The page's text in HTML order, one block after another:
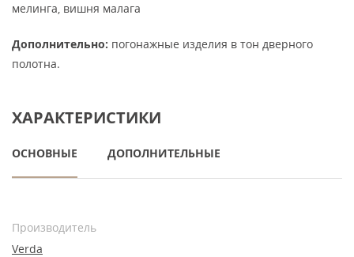
мелинга, вишня малага
Дополнительно: погонажные изделия в тон дверного
полотна.
ХАРАКТЕРИСТИКИ
ОСНОВНЫЕ ДОПОЛНИТЕЛЬНЫЕ
Производитель
Verda